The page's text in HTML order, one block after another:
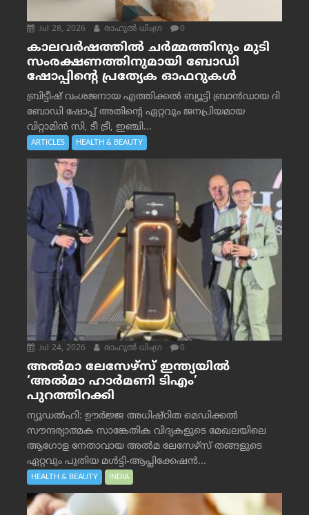
Jul 28, 2026 രാഹുല്‍ ധിംഗ്ര 0
കാലവർഷത്തിൽ ചർമ്മത്തിനും മുടി
സംരക്ഷണത്തിനുമായി ബോഡി
ഷോപ്പിന്റെ പ്രത്യേക ഓഫറുകൾ
ബ്രിട്ടീഷ് വംശജനായ എത്തിക്കൽ ബ്യൂട്ടി ബ്രാൻഡായ ദി
ബോഡി ഷോപ്പ് അതിന്റെ ഏറ്റവും ജനപ്രിയമായ
വിറ്റാമിൻ സി, ടീ ട്രീ, ഇഞ്ചി...
ARTICLES HEALTH & BEAUTY
Jul 24, 2026 രാഹുല്‍ ധിംഗ്ര 0
അൽമാ ലേസേഴ്സ് ഇന്ത്യയിൽ
‘അൽമാ ഹാർമണി ടിഎം’
പുറത്തിറക്കി
ന്യൂഡൽഹി: ഊർജ്ജ അധിഷ്ഠിത മെഡിക്കൽ
സൗന്ദര്യാത്മക സാങ്കേതിക വിദ്യകളുടെ മേഖലയിലെ
ആഗോള നേതാവായ അൽമ ലേസേഴ്സ് തങ്ങളുടെ
ഏറ്റവും പുതിയ മൾട്ടി-ആപ്ലിക്കേഷൻ...
HEALTH & BEAUTY INDIA